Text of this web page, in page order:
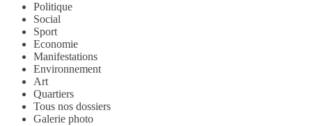
Politique
Social
Sport
Economie
Manifestations
Environnement
Art
Quartiers
Tous nos dossiers
Galerie photo